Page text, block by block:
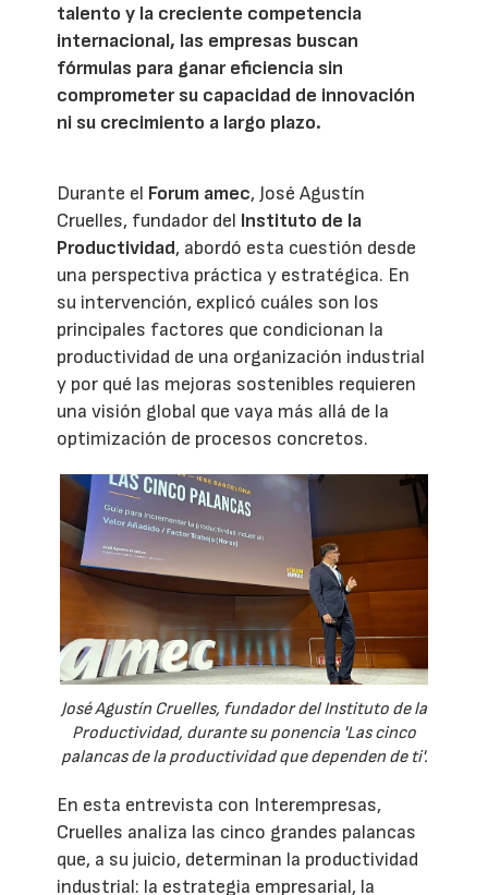
talento y la creciente competencia
internacional, las empresas buscan
fórmulas para ganar eficiencia sin
comprometer su capacidad de innovación
ni su crecimiento a largo plazo.
Durante el Forum amec, José Agustín
Cruelles, fundador del Instituto de la
Productividad, abordó esta cuestión desde
una perspectiva práctica y estratégica. En
su intervención, explicó cuáles son los
principales factores que condicionan la
productividad de una organización industrial
y por qué las mejoras sostenibles requieren
una visión global que vaya más allá de la
optimización de procesos concretos.
José Agustín Cruelles, fundador del Instituto de la
Productividad, durante su ponencia 'Las cinco
palancas de la productividad que dependen de ti'.
En esta entrevista con Interempresas,
Cruelles analiza las cinco grandes palancas
que, a su juicio, determinan la productividad
industrial: la estrategia empresarial, la